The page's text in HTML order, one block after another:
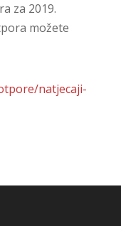
za 2019.
možete
natjecaji-